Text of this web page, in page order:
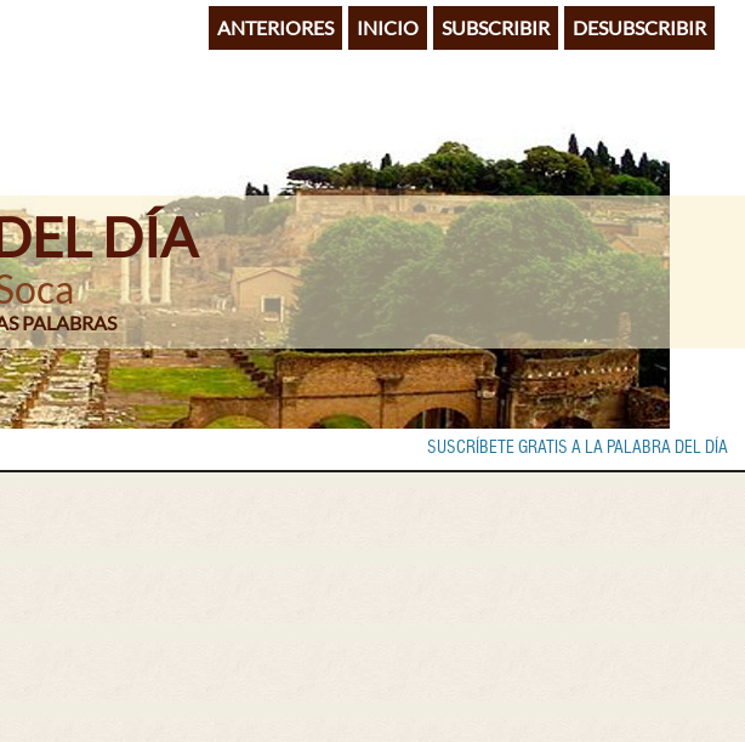
ANTERIORES INICIO SUBSCRIBIR DESUBSCRIBIR
DÍA
PALABRAS
SUSCRÍBETE GRATIS A LA PALABRA DEL DÍA